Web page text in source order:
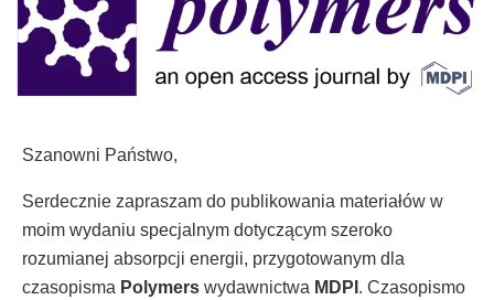
Szanowni Państwo,
Serdecznie zapraszam do publikowania materiałów w
moim wydaniu specjalnym dotyczącym szeroko
rozumianej absorpcji energii, przygotowanym dla
czasopisma Polymers wydawnictwa MDPI. Czasopismo